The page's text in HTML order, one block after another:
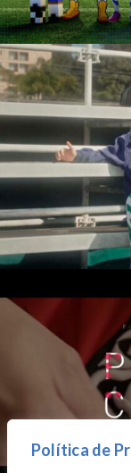
Política de